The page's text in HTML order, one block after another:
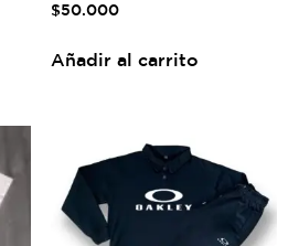
$50.000
Añadir al carrito